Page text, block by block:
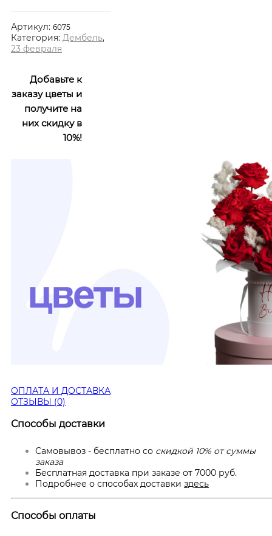
Артикул: 6075
Категория: Дембель,
23 февраля
Добавьте к
заказу цветы и
получите на
них скидку в
10%!
ОПЛАТА И ДОСТАВКА
ОТЗЫВЫ (0)
Способы доставки
Самовывоз - бесплатно со скидкой 10% от суммы
заказа
Бесплатная доставка при заказе от 7000 руб.
Подробнее о способах доставки здесь
Способы оплаты